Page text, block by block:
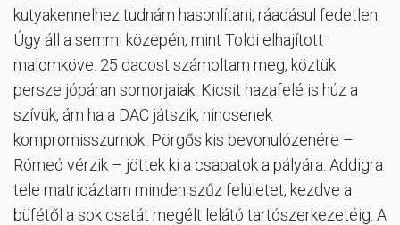
kutyakennelhez tudnám hasonlítani, ráadásul fedetlen.
Úgy áll a semmi közepén, mint Toldi elhajított
malomköve. 25 dacost számoltam meg, köztük
persze jópáran somorjaiak. Kicsit hazafelé is húz a
szívük, ám ha a DAC játszik, nincsenek
kompromisszumok. Pörgős kis bevonulózenére –
Rómeó vérzik – jöttek ki a csapatok a pályára. Addigra
tele matricáztam minden szűz felületet, kezdve a
büfétől a sok csatát megélt lelátó tartószerkezetéig. A